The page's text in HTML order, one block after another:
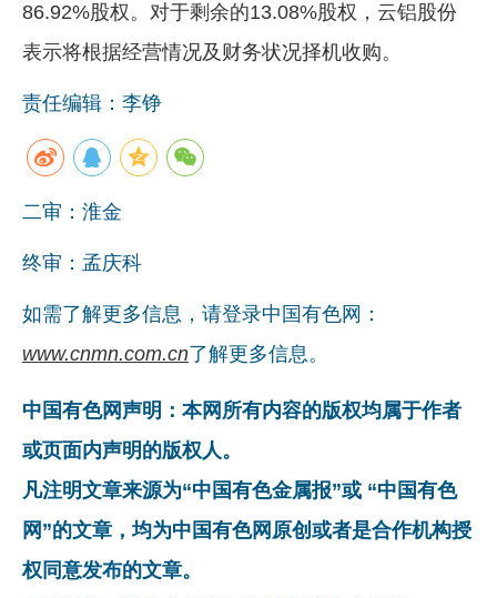
86.92%股权。对于剩余的13.08%股权，云铝股份
表示将根据经营情况及财务状况择机收购。
责任编辑：李铮
二审：淮金
终审：孟庆科
如需了解更多信息，请登录中国有色网：
www.cnmn.com.cn了解更多信息。
中国有色网声明：本网所有内容的版权均属于作者
或页面内声明的版权人。
凡注明文章来源为“中国有色金属报”或 “中国有色
网”的文章，均为中国有色网原创或者是合作机构授
权同意发布的文章。